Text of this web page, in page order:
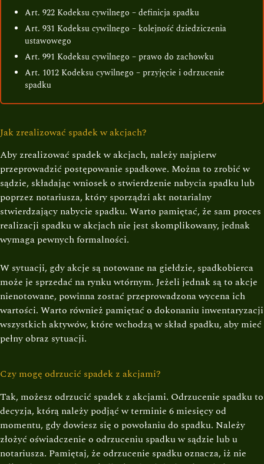
Art. 922 Kodeksu cywilnego – definicja spadku
Art. 931 Kodeksu cywilnego – kolejność dziedziczenia
ustawowego
Art. 991 Kodeksu cywilnego – prawo do zachowku
Art. 1012 Kodeksu cywilnego – przyjęcie i odrzucenie
spadku
Jak zrealizować spadek w akcjach?
Aby zrealizować spadek w akcjach, należy najpierw
przeprowadzić postępowanie spadkowe. Można to zrobić w
sądzie, składając wniosek o stwierdzenie nabycia spadku lub
poprzez notariusza, który sporządzi akt notarialny
stwierdzający nabycie spadku. Warto pamiętać, że sam proces
realizacji spadku w akcjach nie jest skomplikowany, jednak
wymaga pewnych formalności.
W sytuacji, gdy akcje są notowane na giełdzie, spadkobierca
może je sprzedać na rynku wtórnym. Jeżeli jednak są to akcje
nienotowane, powinna zostać przeprowadzona wycena ich
wartości. Warto również pamiętać o dokonaniu inwentaryzacji
wszystkich aktywów, które wchodzą w skład spadku, aby mieć
pełny obraz sytuacji.
Czy mogę odrzucić spadek z akcjami?
Tak, możesz odrzucić spadek z akcjami. Odrzucenie spadku to
decyzja, którą należy podjąć w terminie 6 miesięcy od
momentu, gdy dowiesz się o powołaniu do spadku. Należy
złożyć oświadczenie o odrzuceniu spadku w sądzie lub u
notariusza. Pamiętaj, że odrzucenie spadku oznacza, iż nie